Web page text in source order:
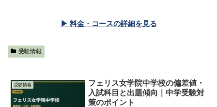
▶ 料金・コースの詳細を見る
受験情報
受験情報
フェリス女学院中学校の偏差値・
入試科目と出題傾向｜中学受験対
策のポイント